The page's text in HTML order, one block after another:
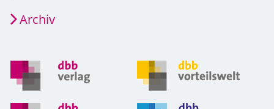
Archiv